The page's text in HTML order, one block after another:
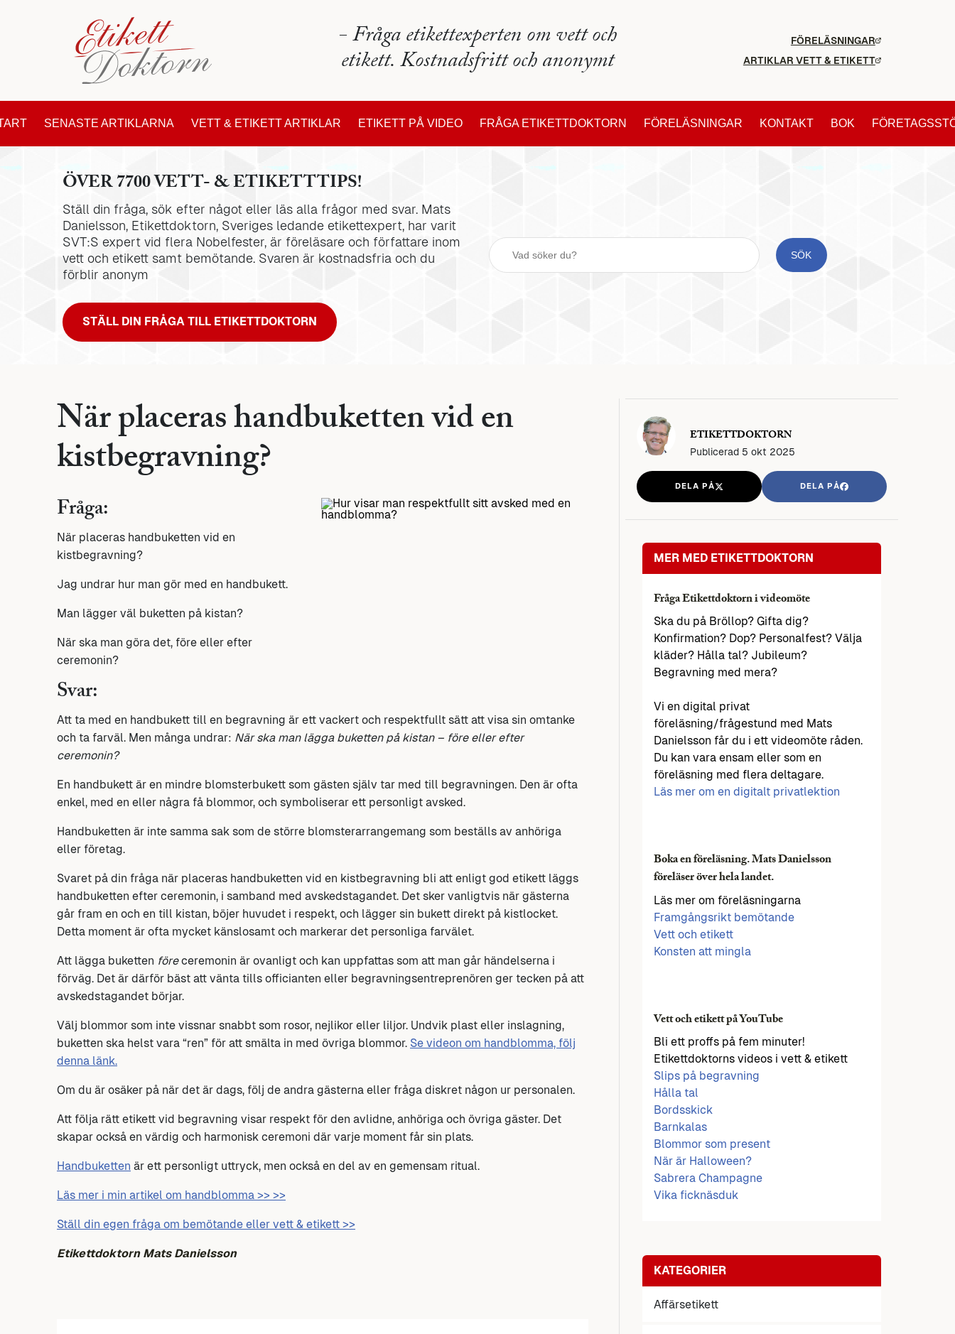
- Fråga etikettexperten om vett och
etikett. Kostnadsfritt och anonymt
FÖRELÄSNINGAR
ARTIKLAR VETT & ETIKETT
SENASTE ARTIKLARNA VETT & ETIKETT ARTIKLAR ETIKETT PÅ VIDEO FRÅGA ETIKETTDOKTORN FÖRELÄSNINGAR KONTAKT BOK
ÖVER 7700 VETT- & ETIKETTTIPS!
Ställ din fråga, sök efter något eller läs alla frågor med svar. Mats
Danielsson, Etikettdoktorn, Sveriges ledande etikettexpert, har varit
SVT:S expert vid flera Nobelfester, är föreläsare och författare inom
vett och etikett samt bemötande. Svaren är kostnadsfria och du
förblir anonym
STÄLL DIN FRÅGA TILL ETIKETTDOKTORN
När placeras handbuketten vid en
kistbegravning?
Fråga:
När placeras handbuketten vid en
kistbegravning?
Jag undrar hur man gör med en handbukett.
Man lägger väl buketten på kistan?
När ska man göra det, före eller efter
ceremonin?
Svar:
Att ta med en handbukett till en begravning är ett vackert och respektfullt sätt att visa sin omtanke
och ta farväl. Men många undrar: När ska man lägga buketten på kistan – före eller efter
ceremonin?
En handbukett är en mindre blomsterbukett som gästen själv tar med till begravningen. Den är ofta
enkel, med en eller några få blommor, och symboliserar ett personligt avsked.
Handbuketten är inte samma sak som de större blomsterarrangemang som beställs av anhöriga
eller företag.
Svaret på din fråga när placeras handbuketten vid en kistbegravning bli att enligt god etikett läggs
handbuketten efter ceremonin, i samband med avskedstagandet. Det sker vanligtvis när gästerna
går fram en och en till kistan, böjer huvudet i respekt, och lägger sin bukett direkt på kistlocket.
Detta moment är ofta mycket känslosamt och markerar det personliga farvälet.
Att lägga buketten föreceremonin är ovanligt och kan uppfattas som att man går händelserna i
förväg. Det är därför bäst att vänta tills offician­ten eller begravningsentreprenören ger tecken på att
avskedstagandet börjar.
Välj blommor som inte vissnar snabbt som rosor, nejlikor eller liljor. Undvik plast eller inslagning,
buketten ska helst vara “ren” för att smälta in med övriga blommor. Se videon om handblomma, följ
denna länk.
Om du är osäker på när det är dags, följ de andra gästerna eller fråga diskret någon ur personalen.
Att följa rätt etikett vid begravning visar respekt för den avlidne, anhöriga och övriga gäster. Det
skapar också en värdig och harmonisk ceremoni där varje moment får sin plats.
Handbuketten är ett personligt uttryck, men också en del av en gemensam ritual.
Läs mer i min artikel om handblomma >> >>
Ställ din egen fråga om bemötande eller vett & etikett >>
Etikettdoktorn Mats Danielsson
ETIKETTDOKTORN
Publicerad 5 okt 2025
DELA PÅ DELA PÅ
MER MED ETIKETTDOKTORN
Fråga Etikettdoktorn i videomöte
Ska du på Bröllop? Gifta dig?
Konfirmation? Dop? Personalfest? Välja
kläder? Hålla tal? Jubileum?
Begravning med mera?
Vi en digital privat
föreläsning/frågestund med Mats
Danielsson får du i ett videomöte råden.
Du kan vara ensam eller som en
föreläsning med flera deltagare.
Läs mer om en digitalt privatlektion
Boka en föreläsning. Mats Danielsson
föreläser över hela landet.
Läs mer om föreläsningarna
Framgångsrikt bemötande
Vett och etikett
Konsten att mingla
Vett och etikett på YouTube
Bli ett proffs på fem minuter!
Etikettdoktorns videos i vett & etikett
Slips på begravning
Hålla tal
Bordsskick
Barnkalas
Blommor som present
När är Halloween?
Sabrera Champagne
Vika ficknäsduk
KATEGORIER
Affärsetikett